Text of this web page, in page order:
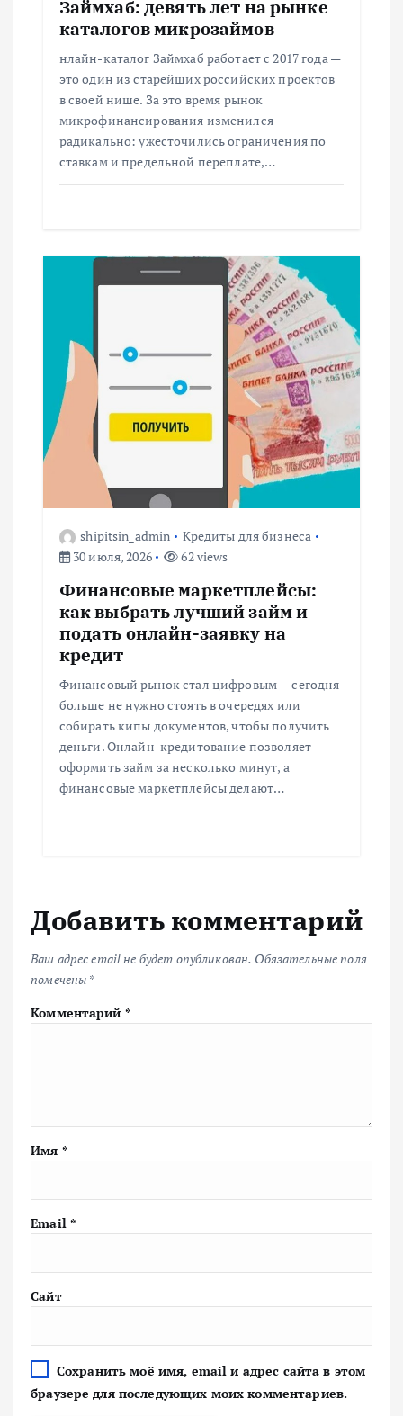
Займхаб: девять лет на рынке
каталогов микрозаймов
нлайн-каталог Займхаб работает с 2017 года —
это один из старейших российских проектов
в своей нише. За это время рынок
микрофинансирования изменился
радикально: ужесточились ограничения по
ставкам и предельной переплате,…
shipitsin_admin
Кредиты для бизнеса
30 июля, 2026
62 views
Финансовые маркетплейсы:
как выбрать лучший займ и
подать онлайн-заявку на
кредит
Финансовый рынок стал цифровым — сегодня
больше не нужно стоять в очередях или
собирать кипы документов, чтобы получить
деньги. Онлайн-кредитование позволяет
оформить займ за несколько минут, а
финансовые маркетплейсы делают…
Добавить комментарий
Ваш адрес email не будет опубликован. Обязательные поля
помечены *
Комментарий *
Имя *
Email *
Сайт
Сохранить моё имя, email и адрес сайта в этом
браузере для последующих моих комментариев.